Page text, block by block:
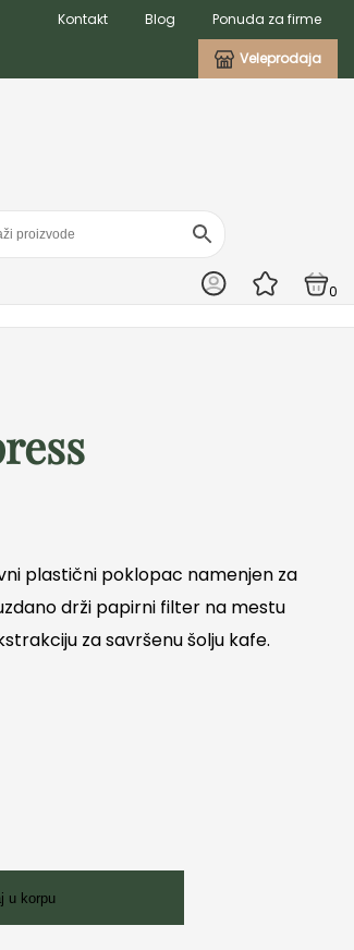
Kontakt Blog Ponuda za firme
Veleprodaja
0
plastični poklopac namenjen za
drži papirni filter na mestu
za savršenu šolju kafe.
u korpu